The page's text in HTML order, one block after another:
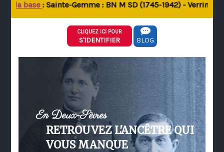
la base: Sainte-Gemme : BN M SD (1745-1942) - Verrines-
CLIQUEZ ICI POUR
S'IDENTIFIER BLOG
En Deux-Sèvres
RETROUVEZ L'ANCÊTRE QUI
VOUS MANQUE